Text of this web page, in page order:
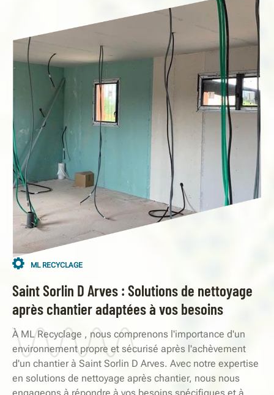
ML RECYCLAGE
Saint Sorlin D Arves : Solutions de nettoyage
après chantier adaptées à vos besoins
À ML Recyclage , nous comprenons l'importance d'un
environnement propre et sécurisé après l'achèvement
d'un chantier à Saint Sorlin D Arves. Avec notre expertise
en solutions de nettoyage après chantier, nous nous
engageons à répondre à vos besoins spécifiques et à